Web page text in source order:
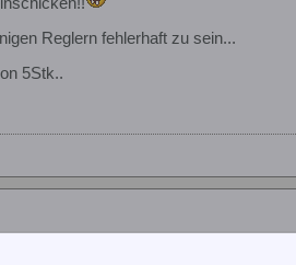
Reglern fehlerhaft zu sein...
5Stk..